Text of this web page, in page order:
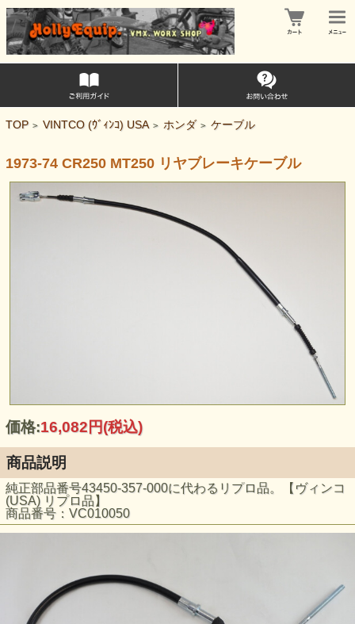
TOP > VINTCO (ｳﾞｨﾝｺ) USA > ホンダ > ケーブル
1973-74 CR250 MT250 リヤブレーキケーブル
価格:16,082円(税込)
商品説明
純正部品番号43450-357-000に代わるリプロ品。【ヴィンコ
(USA) リプロ品】
商品番号：VC010050